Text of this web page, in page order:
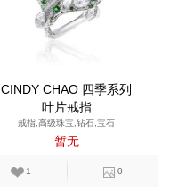
CINDY CHAO 四季系列
叶片戒指
戒指,高级珠宝,钻石,宝石
暂无
1 0